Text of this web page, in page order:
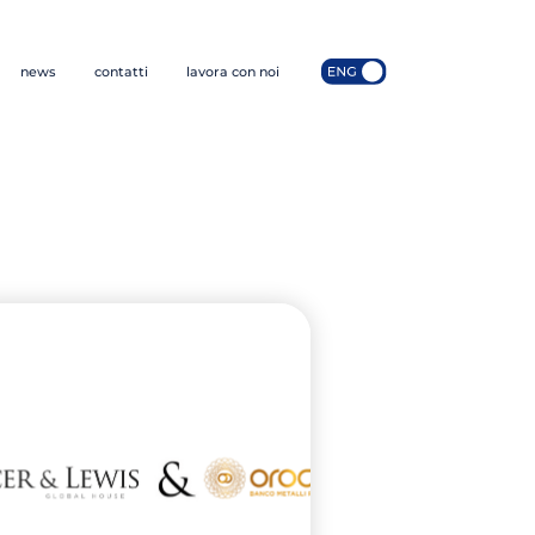
news contatti lavora con noi